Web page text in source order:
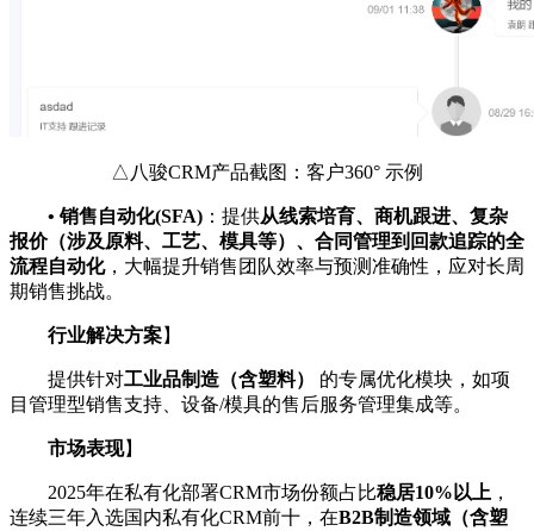
△八骏CRM产品截图：客户360° 示例
•销售自动化(SFA) ：提供从线索培育、商机跟进、复杂
报价（涉及原料、工艺、模具等）、合同管理到回款追踪的全
流程自动化，大幅提升销售团队效率与预测准确性，应对长周
期销售挑战。
行业解决方案】
提供针对工业品制造（含塑料）
的专属优化模块，如项
目管理型销售支持、设备/模具的售后服务管理集成等。
市场表现】
2025年在私有化部署CRM市场份额占比稳居10%以上 ，
连续三年入选国内私有化CRM前十，在B2B制造领域（含塑